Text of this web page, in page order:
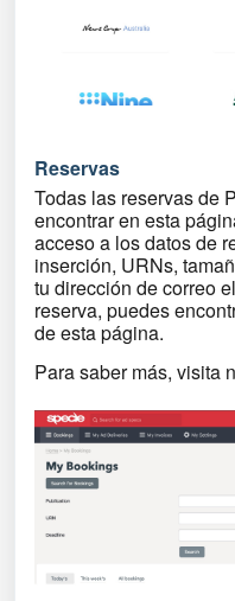
Reservas
Todas las reservas de
encontrar en esta
acceso a los datos de
inserción, URNs,
tu dirección de correo
reserva, puedes
de esta página.
Para saber más, visita